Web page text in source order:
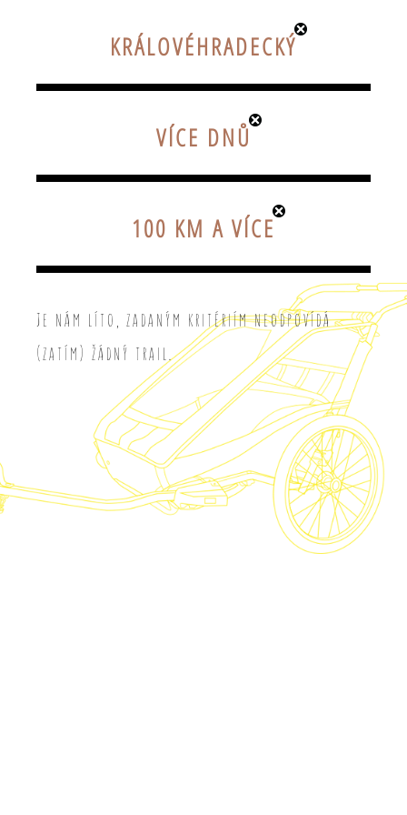
KRÁLOVÉHRADECKÝ
VÍCE DNŮ
100 KM A VÍCE
Je nám líto, zadaným kritériím neodpovídá
(zatím) žádný trail.